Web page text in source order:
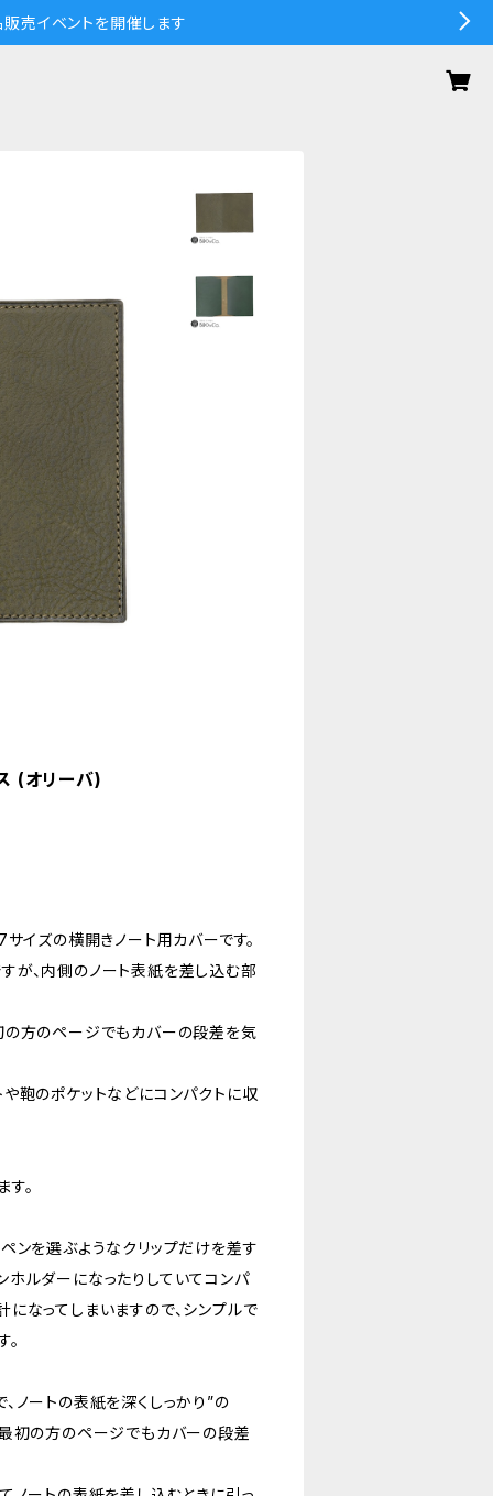
売イベントを開催します
(オリーバ)
イズの横開きノート用カバーです。
が、内側のノート表紙を差し込む部
の方のページでもカバーの段差を気
鞄のポケットなどにコンパクトに収
。
ンを選ぶようなクリップだけを差す
ルダーになったりしていてコンパ
なってしまいますので、シンプルで
ノートの表紙を深くしっかり”の
初の方のページでもカバーの段差